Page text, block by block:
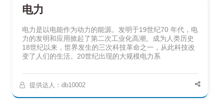
电力
电力是以电能作为动力的能源。发明于19世纪70 年代，电
力的发明和应用掀起了第二次工业化高潮。成为人类历史
18世纪以来，世界发生的三次科技革命之一，从此科技改
变了人们的生活。20世纪出现的大规模电力系
提供达人：db10002